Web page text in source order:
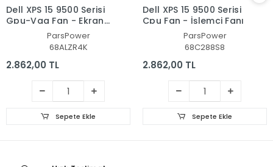
Dell XPS 15 9500 Serisi
Gpu-Vga Fan - Ekran
Kartı FanıParsPower
68ALZR4K
2.862,00 TL
Sepete Ekle
Dell XPS 15 9500 Serisi
Cpu Fan - İşlemci Fanı
ParsPower
68C288S8
2.862,00 TL
Sepete Ekle